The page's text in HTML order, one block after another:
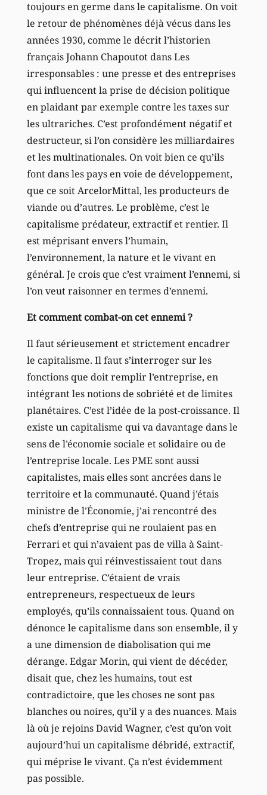
toujours en germe dans le capitalisme. On voit
le retour de phénomènes déjà vécus dans les
années 1930, comme le décrit l’historien
français Johann Chapoutot dans Les
irresponsables : une presse et des entreprises
qui influencent la prise de décision politique
en plaidant par exemple contre les taxes sur
les ultrariches. C’est profondément négatif et
destructeur, si l’on considère les milliardaires
et les multinationales. On voit bien ce qu’ils
font dans les pays en voie de développement,
que ce soit ArcelorMittal, les producteurs de
viande ou d’autres. Le problème, c’est le
capitalisme prédateur, extractif et rentier. Il
est méprisant envers l’humain,
l’environnement, la nature et le vivant en
général. Je crois que c’est vraiment l’ennemi, si
l’on veut raisonner en termes d’ennemi.
Et comment combat-on cet ennemi ?
Il faut sérieusement et strictement encadrer
le capitalisme. Il faut s’interroger sur les
fonctions que doit remplir l’entreprise, en
intégrant les notions de sobriété et de limites
planétaires. C’est l’idée de la post-croissance. Il
existe un capitalisme qui va davantage dans le
sens de l’économie sociale et solidaire ou de
l’entreprise locale. Les PME sont aussi
capitalistes, mais elles sont ancrées dans le
territoire et la communauté. Quand j’étais
ministre de l’Économie, j’ai rencontré des
chefs d’entreprise qui ne roulaient pas en
Ferrari et qui n’avaient pas de villa à Saint-
Tropez, mais qui réinvestissaient tout dans
leur entreprise. C’étaient de vrais
entrepreneurs, respectueux de leurs
employés, qu’ils connaissaient tous. Quand on
dénonce le capitalisme dans son ensemble, il y
a une dimension de diabolisation qui me
dérange. Edgar Morin, qui vient de décéder,
disait que, chez les humains, tout est
contradictoire, que les choses ne sont pas
blanches ou noires, qu’il y a des nuances. Mais
là où je rejoins David Wagner, c’est qu’on voit
aujourd’hui un capitalisme débridé, extractif,
qui méprise le vivant. Ça n’est évidemment
pas possible.